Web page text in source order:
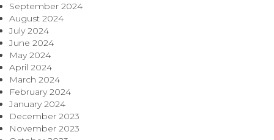
September 2024
August 2024
July 2024
June 2024
May 2024
April 2024
March 2024
February 2024
January 2024
December 2023
November 2023